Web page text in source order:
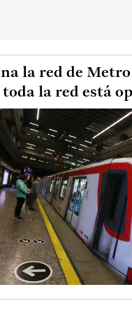
la red de Metro
toda la red está